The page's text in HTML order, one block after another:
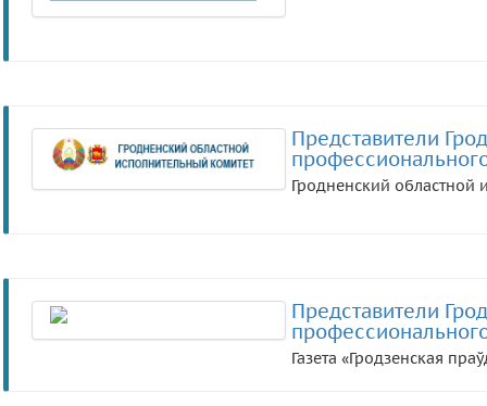
Представители
Гродненский областной
Представители
Газета «Гродзенская